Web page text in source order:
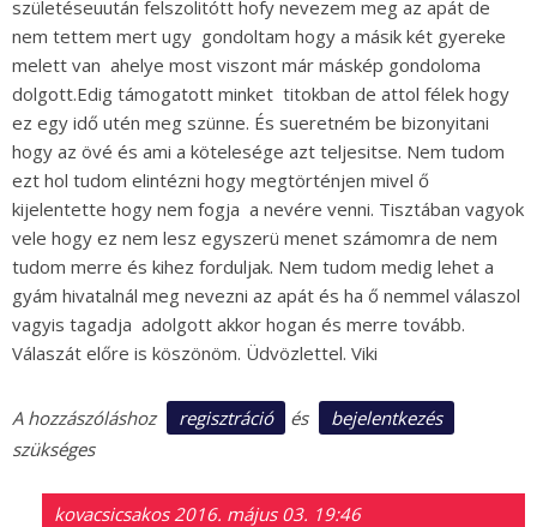
születéseuután felszolitótt hofy nevezem meg az apát de
nem tettem mert ugy gondoltam hogy a másik két gyereke
melett van ahelye most viszont már máskép gondoloma
dolgott.Edig támogatott minket titokban de attol félek hogy
ez egy idő utén meg szünne. És sueretném be bizonyitani
hogy az övé és ami a kötelesége azt teljesitse. Nem tudom
ezt hol tudom elintézni hogy megtörténjen mivel ő
kijelentette hogy nem fogja a nevére venni. Tisztában vagyok
vele hogy ez nem lesz egyszerü menet számomra de nem
tudom merre és kihez forduljak. Nem tudom medig lehet a
gyám hivatalnál meg nevezni az apát és ha ő nemmel válaszol
vagyis tagadja adolgott akkor hogan és merre tovább.
Válaszát előre is köszönöm. Üdvözlettel. Viki
A hozzászóláshoz regisztráció és
bejelentkezés
szükséges
kovacsicsakos 2016. május 03. 19:46